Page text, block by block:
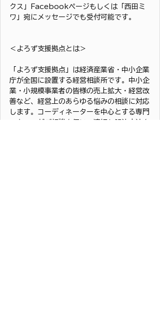
クス」Facebookページもしくは「西田ミ
ワ」宛にメッセージでも受付可能です。
＜よろず支援拠点とは＞
「よろず支援拠点」は経済産業省・中小企業
庁が全国に設置する経営相談所です。中小企
業・小規模事業者の皆様の売上拡大・経営改
善など、経営上のあらゆる悩みの相談に対応
します。コーディネーターを中心とする専門
スタッフがご相談を伺い、適切な解決方法を